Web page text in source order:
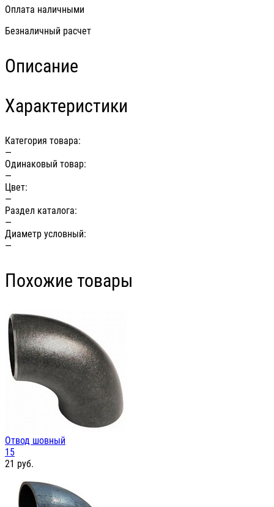
Оплата наличными
Безналичный расчет
Описание
Характеристики
Категория товара:
—
Одинаковый товар:
—
Цвет:
—
Раздел каталога:
—
Диаметр условный:
—
Похожие товары
Отвод шовный
15
21 руб.